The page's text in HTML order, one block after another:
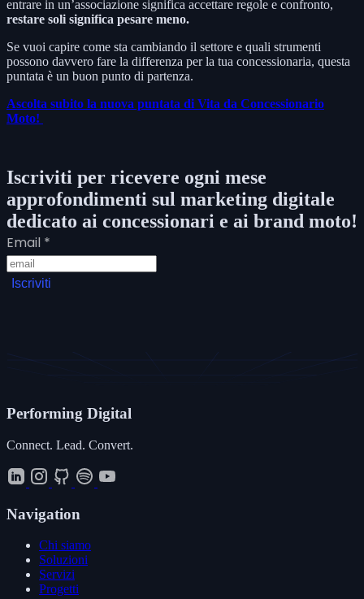
entrare in un’associazione significa accettare regole e confronto,
restare soli significa pesare meno.
Se vuoi capire come sta cambiando il settore e quali strumenti
possono davvero fare la differenza per la tua concessionaria, questa
puntata è un buon punto di partenza.
Ascolta subito la nuova puntata di Vita da Concessionario
Moto!
Iscriviti per ricevere ogni mese
approfondimenti sul marketing digitale
dedicato ai concessionari e ai brand moto!
Email *
Iscriviti
Performing Digital
Connect. Lead. Convert.
Navigation
Chi siamo
Soluzioni
Servizi
Progetti